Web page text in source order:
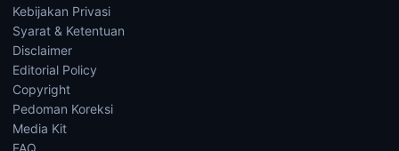
Kebijakan Privasi
Syarat & Ketentuan
Disclaimer
Editorial Policy
Copyright
Pedoman Koreksi
Media Kit
FAQ